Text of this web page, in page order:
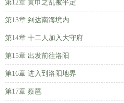
第12章 黄巾之乱被平定
第13章 到达南海境内
第14章 十二人加入大守府
第15章 出发前往洛阳
第16章 进入到洛阳地界
第17章 蔡邕